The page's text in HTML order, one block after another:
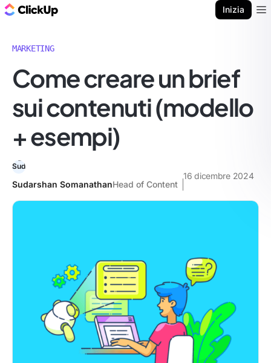
Inizia
MARKETING
Come creare un brief
sui contenuti (modello
+ esempi)
Sudarshan SomanathanHead of Content
16 dicembre 2024